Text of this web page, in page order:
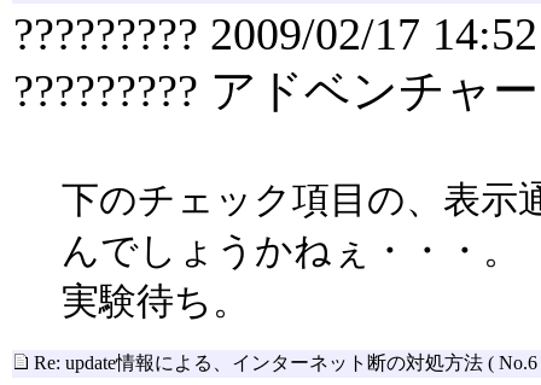
????????? 2009/02/17 14:52
????????? アドベンチャー
下のチェック項目の、表示
んでしょうかねぇ・・・。
実験待ち。
Re: update情報による、インターネット断の対処方法 ( No.6